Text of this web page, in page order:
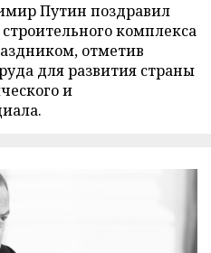
Путин поздравил
комплекса
отметив
для развития страны
и